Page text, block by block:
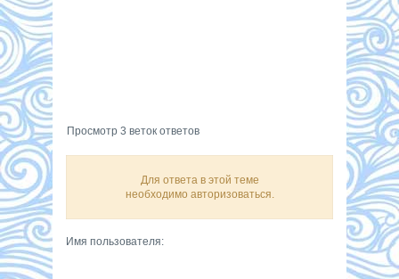
Просмотр 3 веток ответов
Для ответа в этой теме
необходимо авторизоваться.
Имя пользователя: